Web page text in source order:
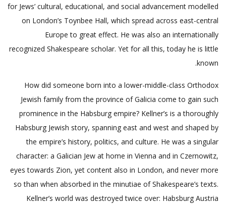
for Jews’ cultural, educational, and social advancement modelled
on London’s Toynbee Hall, which spread across east-central
Europe to great effect. He was also an internationally
recognized Shakespeare scholar. Yet for all this, today he is little
known.
How did someone born into a lower-middle-class Orthodox
Jewish family from the province of Galicia come to gain such
prominence in the Habsburg empire? Kellner’s is a thoroughly
Habsburg Jewish story, spanning east and west and shaped by
the empire’s history, politics, and culture. He was a singular
character: a Galician Jew at home in Vienna and in Czernowitz,
eyes towards Zion, yet content also in London, and never more
so than when absorbed in the minutiae of Shakespeare’s texts.
Kellner’s world was destroyed twice over: Habsburg Austria